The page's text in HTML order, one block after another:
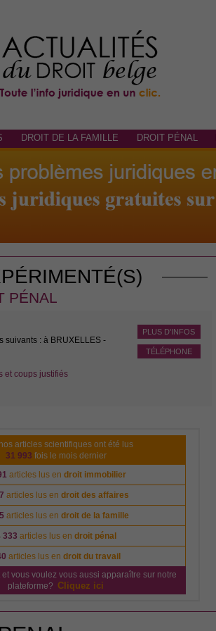
DROIT DE LA FAMILLE DROIT PÉNAL
PÉNAL
PLUS D'INFOS
TÉLÉPHONE
suivants : à BRUXELLES -
et coups justifiés
articles scientifiques ont été lus
31 993 fois le mois dernier
articles lus endroit immobilier
articles lus endroit des affaires
articles lus endroit de la famille
333 articles lus en droit pénal
articles lus en droit du travail
vous voulez vous aussi apparaître sur notre
plateforme? Cliquez ici